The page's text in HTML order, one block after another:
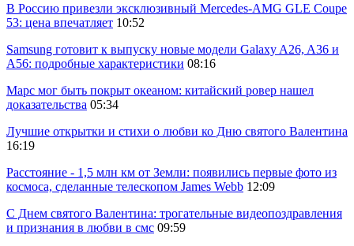
В Россию привезли эксклюзивный Mercedes-AMG GLE Coupe
53: цена впечатляет 10:52
Samsung готовит к выпуску новые модели Galaxy A26, A36 и
A56: подробные характеристики 08:16
Марс мог быть покрыт океаном: китайский ровер нашел
доказательства 05:34
Лучшие открытки и стихи о любви ко Дню святого Валентина
16:19
Расстояние - 1,5 млн км от Земли: появились первые фото из
космоса, сделанные телескопом James Webb 12:09
С Днем святого Валентина: трогательные видеопоздравления
и признания в любви в смс 09:59